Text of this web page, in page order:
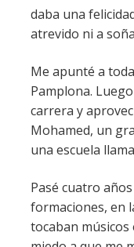
daba una
atrevido ni a
Me apunté a
Pamplona.
carrera y
Mohamed, un
una escuela
Pasé cuatro
formaciones, en
tocaban músicos